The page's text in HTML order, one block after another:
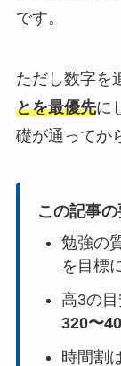
です。
ただし数字を
とを最優先に
礎が通ってか
この記事の
勉強の
を目標
高3の
320〜
時間割